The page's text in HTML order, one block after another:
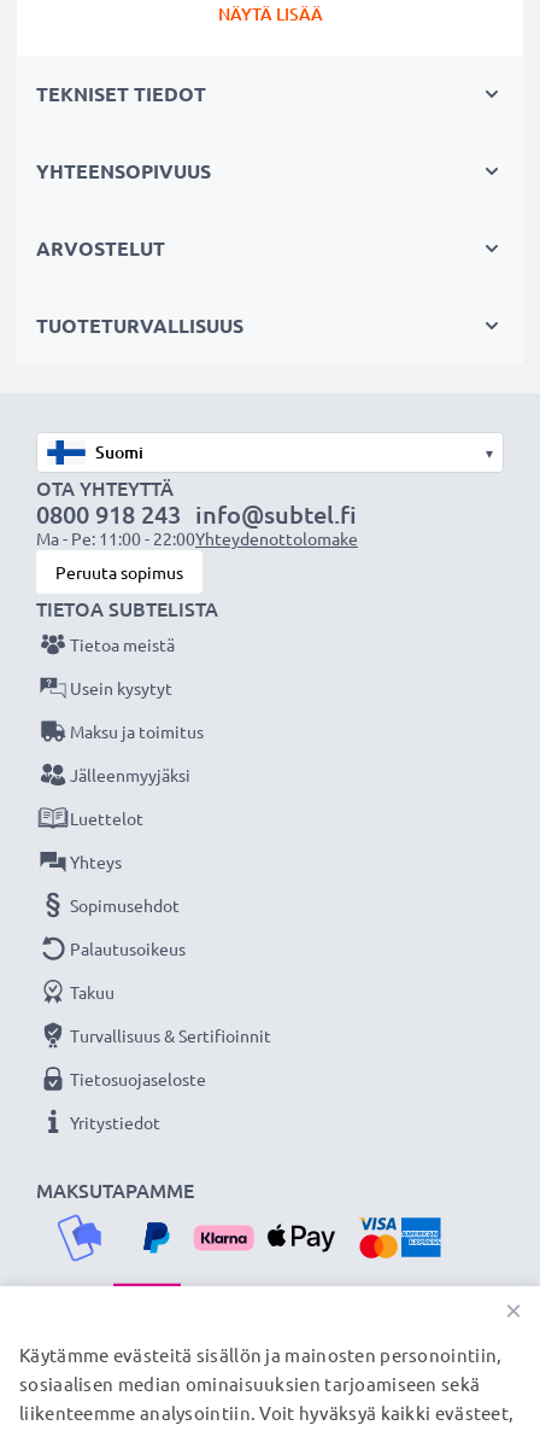
kokonaan korkeimmat EU-standardit ja enemmänkin -
Kestävä valinta
vaihtoakuksi alkuperäisen akun sijaan tai myös vara-
NÄYTÄ LISÄÄ
TEKNISET TIEDOT
YHTEENSOPIVUUS
ARVOSTELUT
TUOTETURVALLISUUS
▾
OTA YHTEYTTÄ
0800 918 243
Ma - Pe: 11:00 - 22:00
info@subtel.fi
Yhteydenottolomake
Peruuta sopimus
MAKSUTAPAMME
TIETOA SUBTELISTA
Tietoa meistä
Usein kysytyt
Maksu ja toimitus
Jälleenmyyjäksi
Luettelot
Yhteys
Sopimusehdot
Palautusoikeus
Takuu
Turvallisuus & Sertifioinnit
Tietosuojaseloste
Yritystiedot
TOIMITUSKUMPPANIMME
×
Käytämme evästeitä sisällön ja mainosten personointiin,
sosiaalisen median ominaisuuksien tarjoamiseen sekä
liikenteemme analysointiin. Voit hyväksyä kaikki evästeet,